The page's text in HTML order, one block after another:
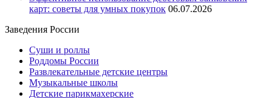
карт: советы для умных покупок 06.07.2026
Заведения России
Суши и роллы
Роддомы России
Развлекательные детские центры
Музыкальные школы
Детские парикмахерские